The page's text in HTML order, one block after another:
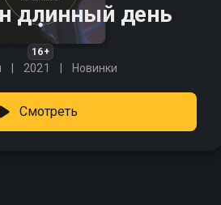
длинный день
16+
2021 Новинки
Смотреть